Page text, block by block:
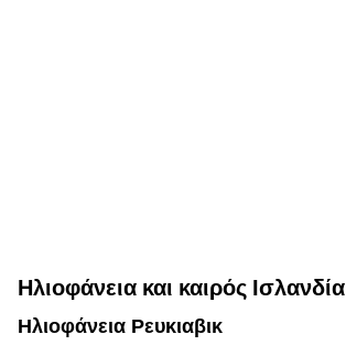
Ηλιοφάνεια και καιρός Ισλανδία
Ηλιοφάνεια Ρευκιαβικ